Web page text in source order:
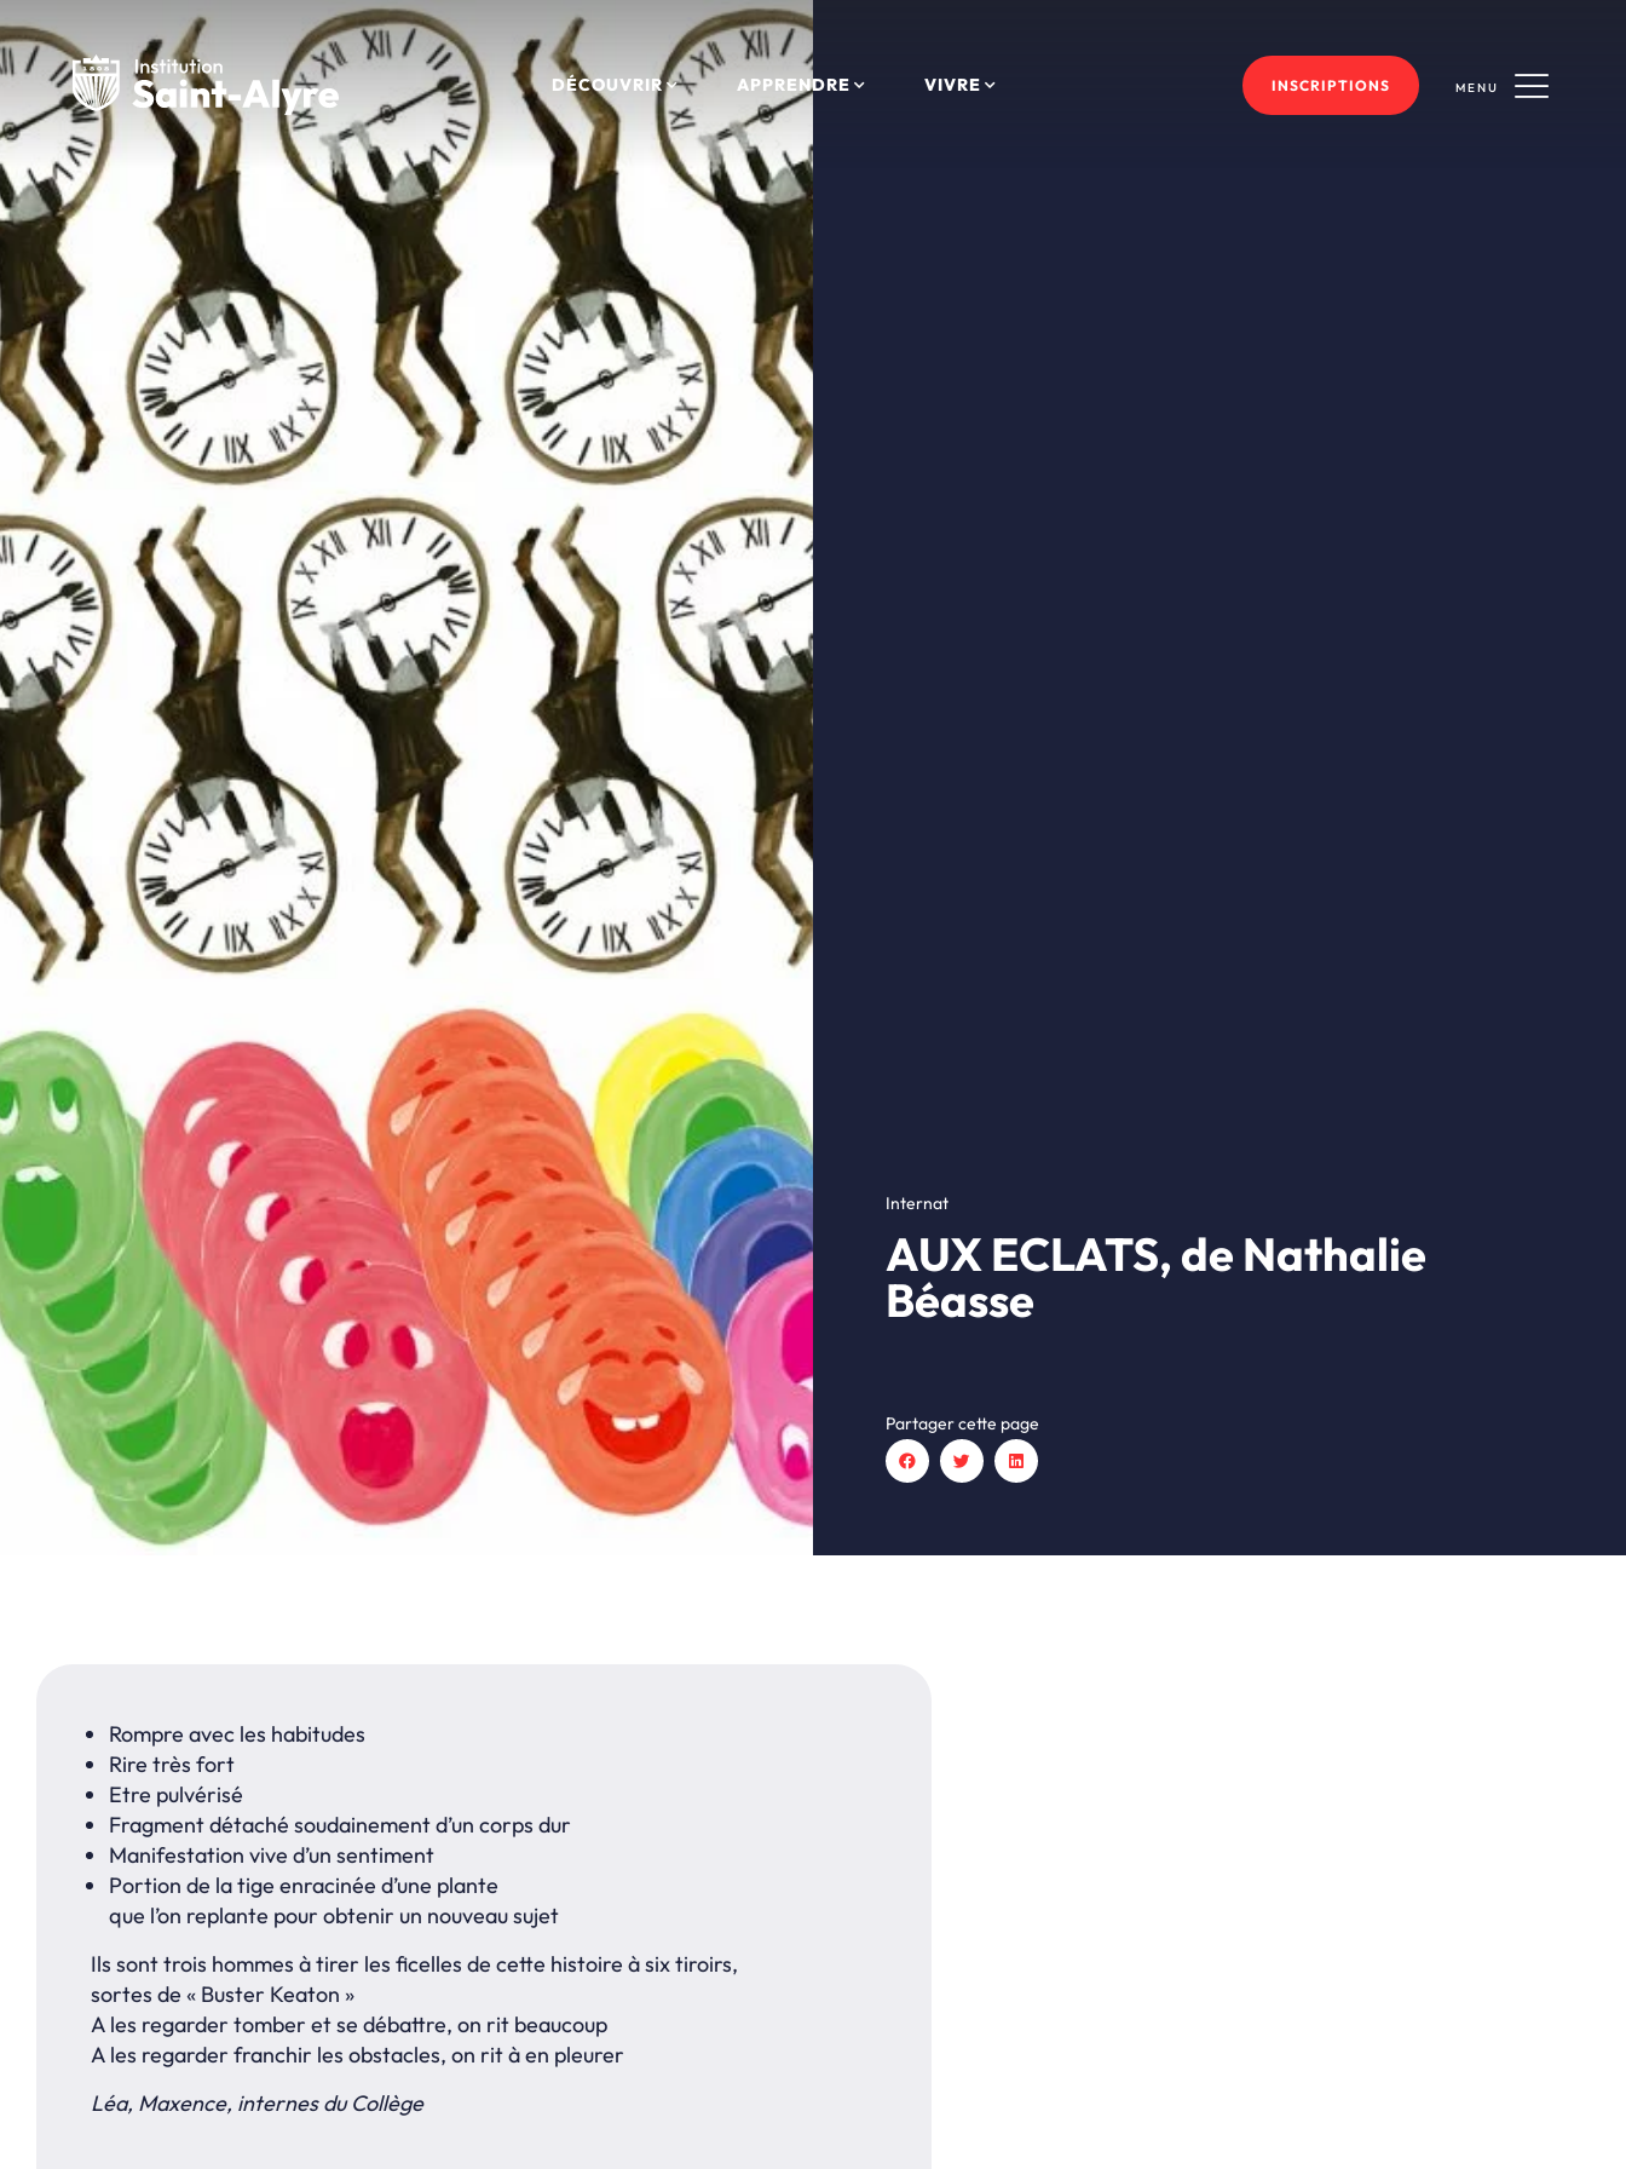
DÉCOUVRIR APPRENDRE VIVRE INSCRIPTIONS MENU
Internat
AUX ECLATS, de Nathalie
Béasse
Partager cette page
Rompre avec les habitudes
Rire très fort
Etre pulvérisé
Fragment détaché soudainement d’un corps dur
Manifestation vive d’un sentiment
Portion de la tige enracinée d’une plante
que l’on replante pour obtenir un nouveau sujet
Ils sont trois hommes à tirer les ficelles de cette histoire à six tiroirs,
sortes de « Buster Keaton »
A les regarder tomber et se débattre, on rit beaucoup
A les regarder franchir les obstacles, on rit à en pleurer
Léa, Maxence, internes du Collège